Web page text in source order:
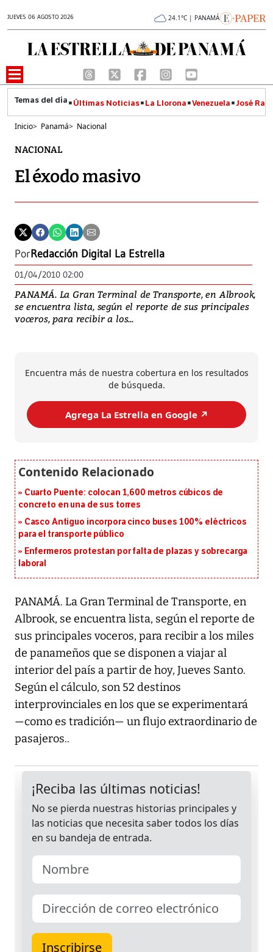
JUEVES 06 AGOSTO 2026 24.1°C | PANAMÁ
Últimas Noticias La Llorona Venezuela José
Inicio> Panamá> Nacional
NACIONAL
El éxodo masivo
PorRedacción Digital La Estrella
01/04/2010 02:00
PANAMÁ. La Gran Terminal de Transporte, en Albrook,
se encuentra lista, según el reporte de sus principales
voceros, para recibir a los...
Encuentra más de nuestra cobertura en los resultados
de búsqueda.
Agrega La Estrella en Google ↗️
Cuarto Puente: colocan 1,600 metros cúbicos de
concreto en una de sus torres
Casco Antiguo incorpora cinco buses 100% eléctricos
para el transporte público
Enfermeros protestan por falta de plazas y sobrecarga
laboral
PANAMÁ. La Gran Terminal de Transporte, en
Albrook, se encuentra lista, según el reporte de
sus principales voceros, para recibir a los miles
de panameños que se disponen a viajar al
interior del país a partir de hoy, Jueves Santo.
Según el cálculo, son 52 destinos
interprovinciales en los que se experimentará
—como es tradición— un flujo extraordinario de
pasajeros..